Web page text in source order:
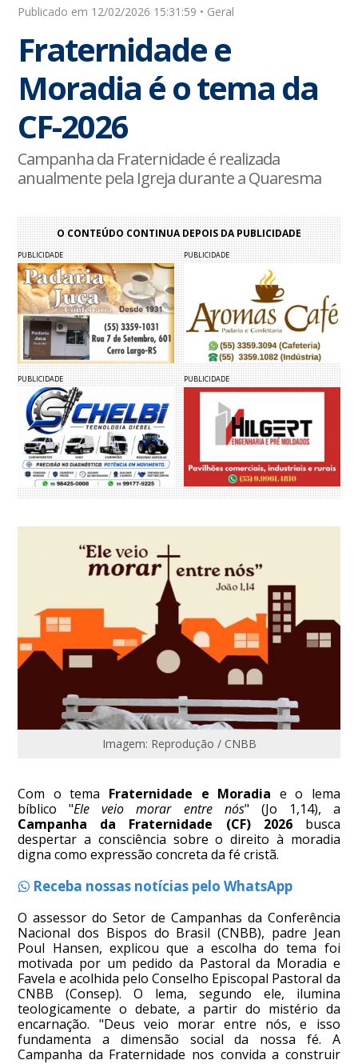
Publicado em 12/02/2026 15:31:59 • Geral
Fraternidade e
Moradia é o tema da
CF-2026
Campanha da Fraternidade é realizada
anualmente pela Igreja durante a Quaresma
O CONTEÚDO CONTINUA DEPOIS DA PUBLICIDADE
PUBLICIDADE PUBLICIDADE
PUBLICIDADE PUBLICIDADE
Imagem: Reprodução / CNBB
Com o tema Fraternidade e Moradia e o lema
bíblico "Ele veio morar entre nós" (Jo 1,14), a
Campanha da Fraternidade (CF) 2026busca
despertar a consciência sobre o direito à moradia
digna como expressão concreta da fé cristã.
Receba nossas notícias pelo WhatsApp
O assessor do Setor de Campanhas da Conferência
Nacional dos Bispos do Brasil (CNBB), padre Jean
Poul Hansen, explicou que a escolha do tema foi
motivada por um pedido da Pastoral da Moradia e
Favela e acolhida pelo Conselho Episcopal Pastoral da
CNBB (Consep). O lema, segundo ele, ilumina
teologicamente o debate, a partir do mistério da
encarnação. "Deus veio morar entre nós, e isso
fundamenta a dimensão social da nossa fé. A
Campanha da Fraternidade nos convida a construir